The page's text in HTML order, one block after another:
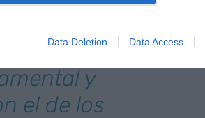
Data Deletion Data Access
de los
y
el de los